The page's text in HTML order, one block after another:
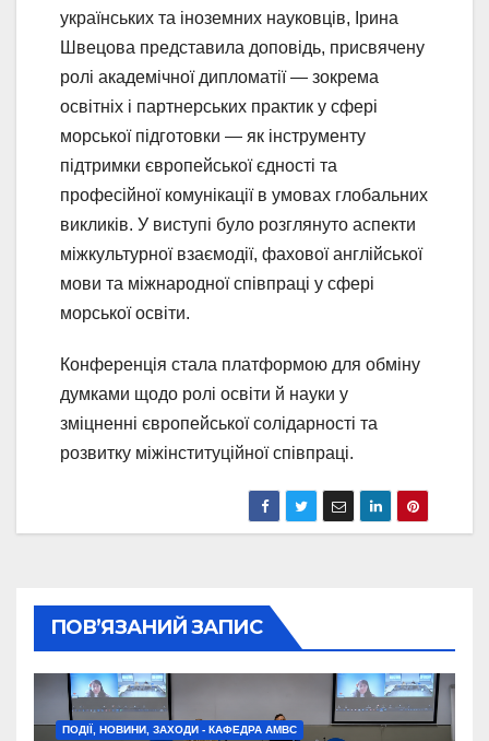
українських та іноземних науковців, Ірина
Швецова представила доповідь, присвячену
ролі академічної дипломатії — зокрема
освітніх і партнерських практик у сфері
морської підготовки — як інструменту
підтримки європейської єдності та
професійної комунікації в умовах глобальних
викликів. У виступі було розглянуто аспекти
міжкультурної взаємодії, фахової англійської
мови та міжнародної співпраці у сфері
морської освіти.
Конференція стала платформою для обміну
думками щодо ролі освіти й науки у
зміцненні європейської солідарності та
розвитку міжінституційної співпраці.
ПОВ’ЯЗАНИЙ ЗАПИС
ПОДІЇ, НОВИНИ, ЗАХОДИ - КАФЕДРА АМВС